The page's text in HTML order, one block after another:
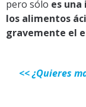
pero sólo es
los alimentos
gravemente el
<< ¿Quieres